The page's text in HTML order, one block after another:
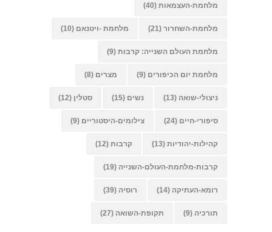
מלחמת-העצמאות (40)
מלחמת-השחרור (21) מלחמת -ויטנאם (10)
מלחמת העולם השנייה: קרבות (9)
מלחמת יום הכיפורים (9) מצרים (8)
ניצולי-שואה (13) נשים (15) סטלין (12)
סיפורי-חיים (24) צילומים-היסטוריים (9)
קהילות-יהודיות (13) קרבות (12)
קרבות-מלחמת-העולם-השנייה (19)
רומא-העתיקה (14) רוסיה (39)
תורכיה (9) תקופת-השואה (27)